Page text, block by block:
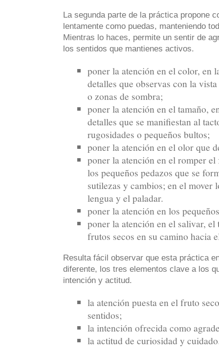
La segunda parte de la práctica propone
lentamente como puedas, manteniendo
Mientras lo haces, permite un sentir de
los sentidos que mantienes activos.
poner la atención en el color, en
detalles que observas con la
o zonas de sombra;
poner la atención en el tamaño,
detalles que se manifiestan al
rugosidades o pequeños bultos;
poner la atención en el olor que
poner la atención en el romper
los pequeños pedazos que se
sutilezas y cambios; en el mover
lengua y el paladar.
poner la atención en los
poner la atención en el salivar,
frutos secos en su camino hacia
Resulta fácil observar que esta práctica
diferente, los tres elementos clave a los
intención y actitud.
la atención puesta en el fruto
sentidos;
la intención ofrecida como
la actitud de curiosidad y